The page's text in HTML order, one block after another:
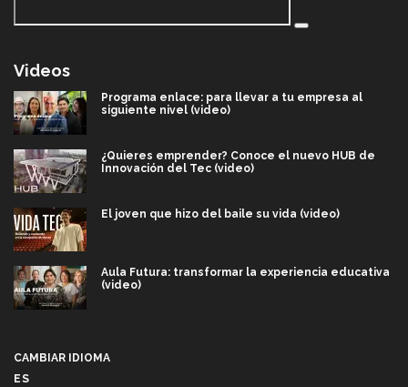
Videos
Programa enlace: para llevar a tu empresa al
siguiente nivel (video)
¿Quieres emprender? Conoce el nuevo HUB de
Innovación del Tec (video)
El joven que hizo del baile su vida (video)
Aula Futura: transformar la experiencia educativa
(video)
CAMBIAR IDIOMA
ES